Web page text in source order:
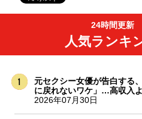
24時間更新
人気ランキ
元セクシー女優が告白する
に戻れないワケ」…高収入
2026年07月30日